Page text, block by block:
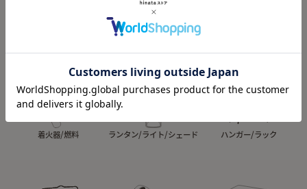
着火器/燃料 ランタン/ライト/シェード ハンガー/ラック